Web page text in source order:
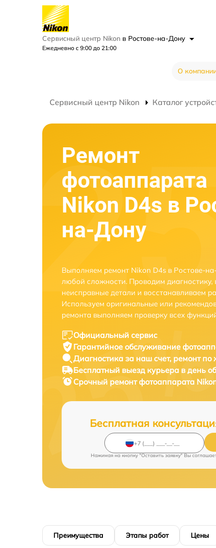
Сервисный центр Nikon в Ростове-на-Дону
Ежедневно с 9:00 до 21:00
О
Сервисный центр Nikon Каталог
Ремонт
фотоаппарата
Nikon D4s в
на-Дону
Выполняем ремонт Nikon D4s в Ростове-
любой сложности. Проводим
неисправные детали и восстанавливаем
Используем оригинальные или
ремонта выполняем проверку всех
Официальный сервис
Гарантийное обслуживание
Диагностика за наш счет, ремонт
Бесплатный выезд курьера в день
Срочный ремонтфотоаппарата
Бесплатная
Нажимая на кнопку "Оставить заявку" Вы
Преимущества Этапы работ Цены